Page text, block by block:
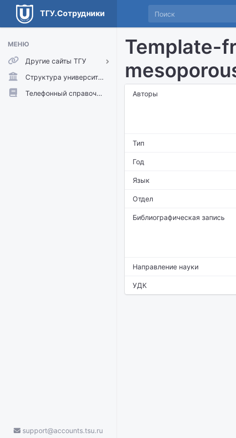
ТГУ.Сотрудники
МЕНЮ
Другие сайты ТГУ
ТГУ.Аккаунты
ТГУ.Расписание
Структура университета
Телефонный справочник
support@accounts.tsu.ru
Template-
Авторы
Тип
Год
Язык
Отдел
Библиографическая запись
Направление науки
УДК